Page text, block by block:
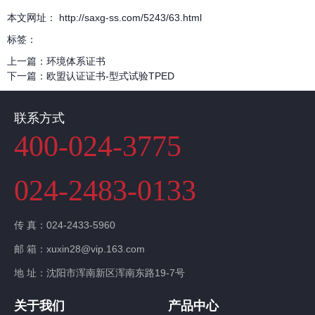
本文网址： http://saxg-ss.com/5243/63.html
标签：
上一篇： 环境体系证书
下一篇： 欧盟认证证书-型式试验TPED
联系方式
400-024-3775
024-2483-0133
传 真：024-2433-5960
邮 箱：xuxin28@vip.163.com
地 址：沈阳市浑南新区浑南东路19-7号
关于我们 产品中心